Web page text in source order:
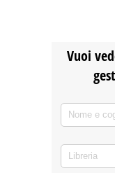
Vuoi
Nome e
Libreria